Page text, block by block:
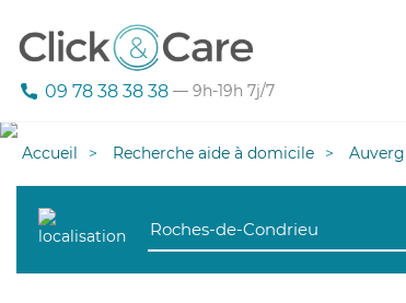
09 78 38 38 38 — 9h-19h 7j/7
Accueil Recherche aide à domicile